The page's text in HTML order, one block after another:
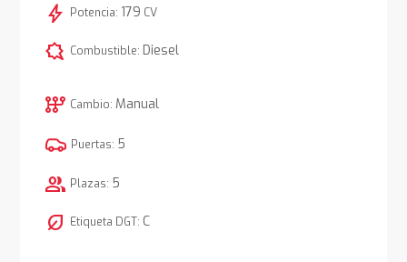
bolt Potencia: 179 CV
comic_bubble Combustible: Diesel
auto_transmission Cambio: Manual
Puertas: 5
group Plazas: 5
nest_eco_leaf Etiqueta DGT: C